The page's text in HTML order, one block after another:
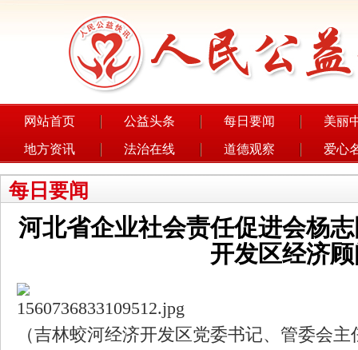
网站首页 公益头条 每日要闻 美丽
地方资讯 法治在线 道德观察 爱心
每日要闻
河北省企业社会责任促进会杨
开发区经济
（吉林蛟河经济开发区党委书记、管委会